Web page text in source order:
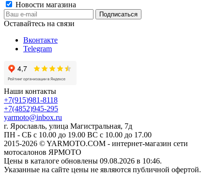
Новости магазина
Оставайтесь на связи
Вконтакте
Telegram
Наши контакты
+7(915)981-8118
+7(4852)945-295
yarmoto@inbox.ru
г. Ярославль, улица Магистральная, 7д
ПН - СБ с 10.00 до 19.00 ВС с 10.00 до 17.00
2015-2026 © YARMOTO.COM - интернет-магазин сети
мотосалонов ЯРМОТО
Цены в каталоге обновлены 09.08.2026 в 10:46.
Указанные на сайте цены не являются публичной офертой.